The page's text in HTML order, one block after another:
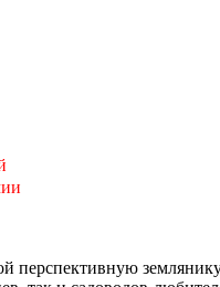
перспективную